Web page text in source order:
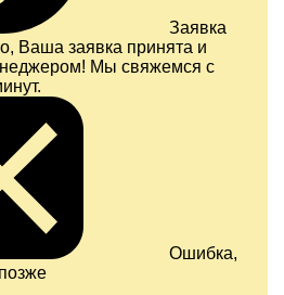
Заявка
Ваша заявка принята и
Мы свяжемся с
Ошибка,